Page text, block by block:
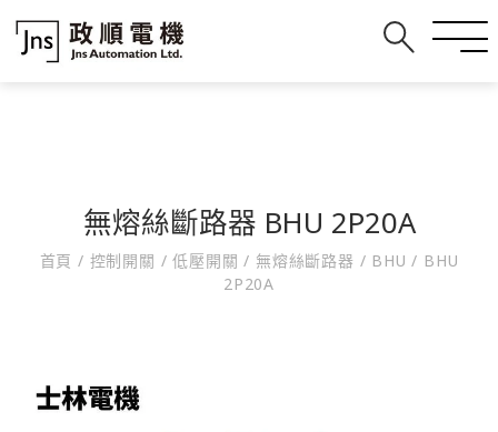
無熔絲斷路器 BHU 2P20A
首頁/ 控制開關 / 低壓開關/ 無熔絲斷路器 / BHU/ BHU
2P20A